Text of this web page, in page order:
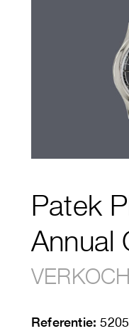
Patek
Annual
Referentie: